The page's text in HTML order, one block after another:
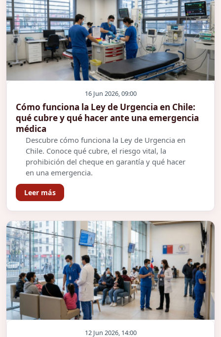
16 Jun 2026, 09:00
Cómo funciona la Ley de Urgencia en Chile:
qué cubre y qué hacer ante una emergencia
médica
Descubre cómo funciona la Ley de Urgencia en
Chile. Conoce qué cubre, el riesgo vital, la
prohibición del cheque en garantía y qué hacer
en una emergencia.
Leer más
12 Jun 2026, 14:00